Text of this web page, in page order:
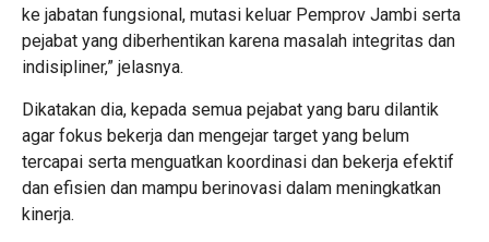
ke jabatan fungsional, mutasi keluar Pemprov Jambi serta
pejabat yang diberhentikan karena masalah integritas dan
indisipliner,” jelasnya.
Dikatakan dia, kepada semua pejabat yang baru dilantik
agar fokus bekerja dan mengejar target yang belum
tercapai serta menguatkan koordinasi dan bekerja efektif
dan efisien dan mampu berinovasi dalam meningkatkan
kinerja.